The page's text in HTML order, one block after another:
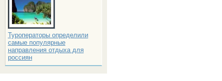
Туроператоры определили
самые популярные
направления отдыха для
россиян